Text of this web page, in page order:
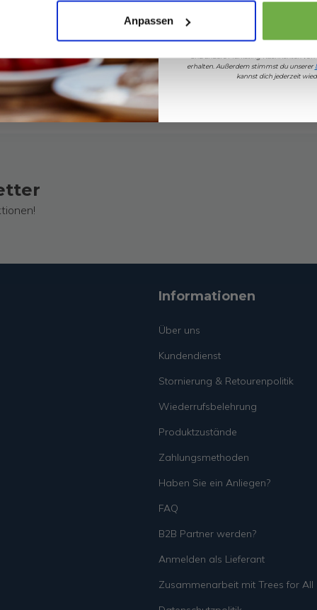
Anpassen
Informationen
Über uns
Kundendienst
Stornierung & Retourenpolitik
Wiederrufsbelehrung
Produktzustände
Zahlungsmethoden
Haben Sie ein Anliegen?
FAQ
B2B Partner werden?
Anmelden als Lieferant
Zusammenarbeit mit Trees for All
Sicher dir 5
erhalten. Außerdem stimmst du unserer
kannst dich jederzeit